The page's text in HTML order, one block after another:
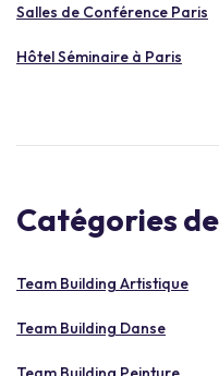
Salles de Conférence Paris
Hôtel Séminaire à Paris
Catégories
Team Building Artistique
Team Building Danse